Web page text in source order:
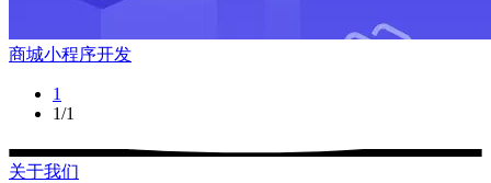
商城小程序开发
1
1/1
关于我们